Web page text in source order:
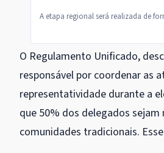
A etapa regional será realizada de
O Regulamento Unificado,
responsável por coordenar as
representatividade durante a
que 50% dos delegados
comunidades tradicionais.